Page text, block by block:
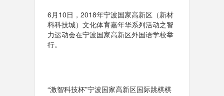
6月10日，2018年宁波国家高新区（新材
料科技城）文化体育嘉年华系列活动之智
力运动会在宁波国家高新区外国语学校举
行。
“激智科技杯”宁波国家高新区国际跳棋棋